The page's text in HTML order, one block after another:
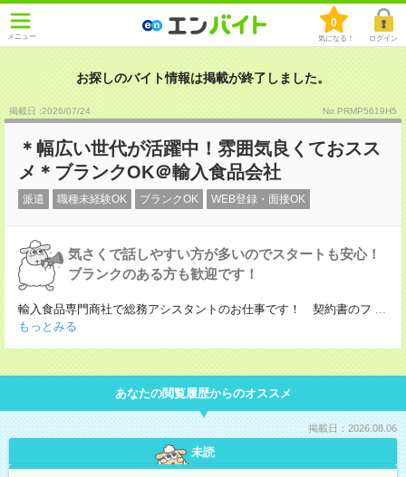
メニュー
0
気になる！ ログイン
お探しのバイト情報は掲載が終了しました。
掲載日 :2026/07/24 No.PRMP5619H5
＊幅広い世代が活躍中！雰囲気良くておスス
メ＊ブランクOK＠輸入食品会社
派遣 職種未経験OK ブランクOK WEB登録・面接OK
気さくで話しやすい方が多いのでスタートも安心！
ブランクのある方も歓迎です！
輸入食品専門商社で総務アシスタントのお仕事です！ 契約書のフ ...
もっとみる
あなたの閲覧履歴からのオススメ
掲載日：2026.08.06
未読